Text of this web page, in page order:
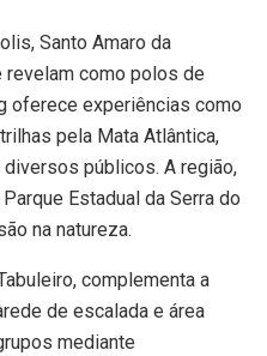
Santo Amaro da
revelam como polos de
oferece experiências como
pela Mata Atlântica,
públicos. A região,
Estadual da Serra do
na natureza.
complementa a
de escalada e área
mediante